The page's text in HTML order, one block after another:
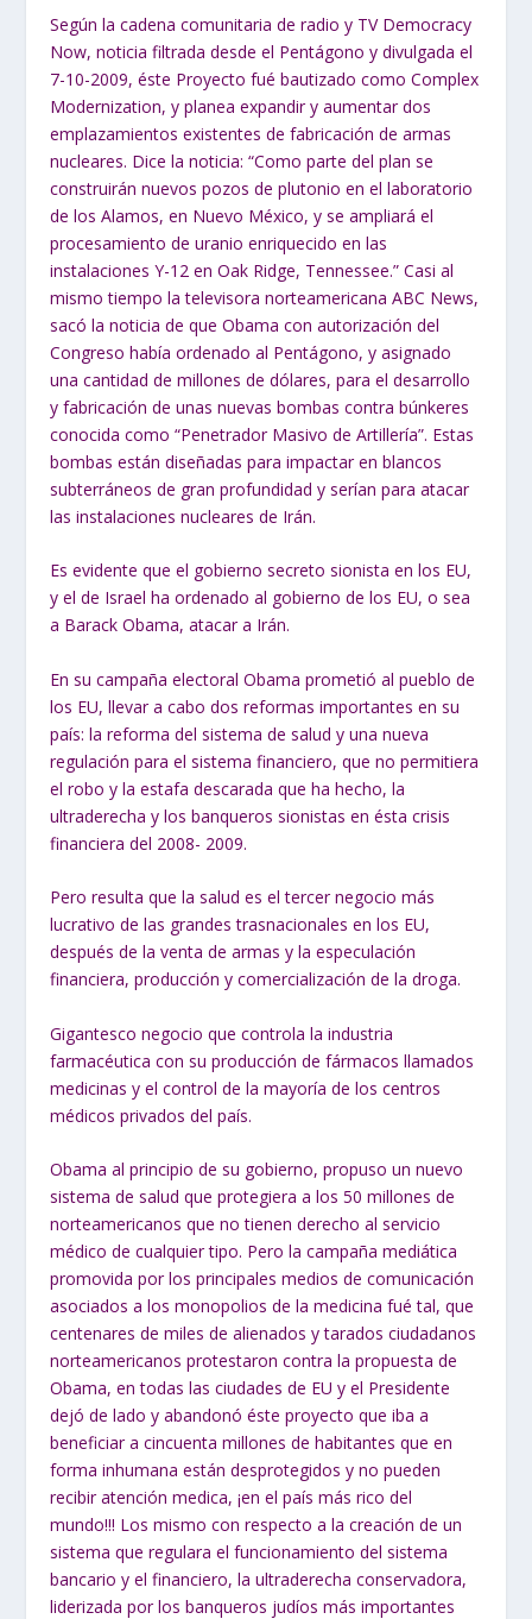
Según la cadena comunitaria de radio y TV Democracy
Now, noticia filtrada desde el Pentágono y divulgada el
7-10-2009, éste Proyecto fué bautizado como Complex
Modernization, y planea expandir y aumentar dos
emplazamientos existentes de fabricación de armas
nucleares. Dice la noticia: “Como parte del plan se
construirán nuevos pozos de plutonio en el laboratorio
de los Alamos, en Nuevo México, y se ampliará el
procesamiento de uranio enriquecido en las
instalaciones Y-12 en Oak Ridge, Tennessee.” Casi al
mismo tiempo la televisora norteamericana ABC News,
sacó la noticia de que Obama con autorización del
Congreso había ordenado al Pentágono, y asignado
una cantidad de millones de dólares, para el desarrollo
y fabricación de unas nuevas bombas contra búnkeres
conocida como “Penetrador Masivo de Artillería”. Estas
bombas están diseñadas para impactar en blancos
subterráneos de gran profundidad y serían para atacar
las instalaciones nucleares de Irán.
Es evidente que el gobierno secreto sionista en los EU,
y el de Israel ha ordenado al gobierno de los EU, o sea
a Barack Obama, atacar a Irán.
En su campaña electoral Obama prometió al pueblo de
los EU, llevar a cabo dos reformas importantes en su
país: la reforma del sistema de salud y una nueva
regulación para el sistema financiero, que no permitiera
el robo y la estafa descarada que ha hecho, la
ultraderecha y los banqueros sionistas en ésta crisis
financiera del 2008- 2009.
Pero resulta que la salud es el tercer negocio más
lucrativo de las grandes trasnacionales en los EU,
después de la venta de armas y la especulación
financiera, producción y comercialización de la droga.
Gigantesco negocio que controla la industria
farmacéutica con su producción de fármacos llamados
medicinas y el control de la mayoría de los centros
médicos privados del país.
Obama al principio de su gobierno, propuso un nuevo
sistema de salud que protegiera a los 50 millones de
norteamericanos que no tienen derecho al servicio
médico de cualquier tipo. Pero la campaña mediática
promovida por los principales medios de comunicación
asociados a los monopolios de la medicina fué tal, que
centenares de miles de alienados y tarados ciudadanos
norteamericanos protestaron contra la propuesta de
Obama, en todas las ciudades de EU y el Presidente
dejó de lado y abandonó éste proyecto que iba a
beneficiar a cincuenta millones de habitantes que en
forma inhumana están desprotegidos y no pueden
recibir atención medica, ¡en el país más rico del
mundo!!! Los mismo con respecto a la creación de un
sistema que regulara el funcionamiento del sistema
bancario y el financiero, la ultraderecha conservadora,
liderizada por los banqueros judíos más importantes